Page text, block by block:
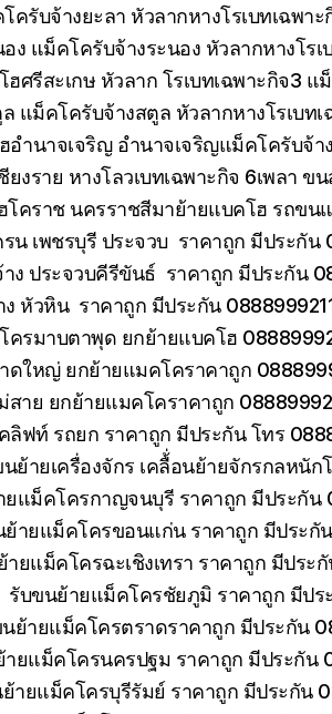
รับจ้างยะลา หัวลากหางโรเบทเฉพาะ
ง แม็คโครับจ้างระนอง หัวลากหางโรเ
ฮศรีสะเกษ หัวลาก โรเบทเฉพาะกิจ3 แ
แม็คโครับจ้างสตูล หัวลากหางโรเบทเ
อำนาจเจริญ อำนาจเจริญแม็คโครับจ้า
ยงราย หางโลวเบทเฉพาะกิจ 6เพลา
โคราช นครราชสีมาย้ายแบคโฮ รถขน
รน เพชรบุรี ประจวบ ราคาถูก มีประกัน
าง ประจวบคีรีขันธ์ ราคาถูก มีประกัน
ง หัวหิน ราคาถูก มีประกัน
รมาบตาพุด ยกย้ายแบคโฮ
ใหญ่ ยกย้ายแมคโคราคาถูก
าย ยกย้ายแมคโคราคาถูก
ฟท์ รถยก ราคาถูก มีประกัน โทร
ย้ายเครื่องจักร เคลื้่อนย้ายจักรกลหนัก
ยแม็คโครกาญจนบุรี ราคาถูก มีประกัน
ย้ายแม็คโครขอนแก่น ราคาถูก มีประกั
ายแม็คโครฉะเชิงเทรา ราคาถูก มีประ
รับขนย้ายแม็คโครชัยภูมิ ราคาถูก มีปร
ย้ายแม็คโครตราดราคาถูก มีประกัน
ยแม็คโครนครปฐม ราคาถูก มีประกัน
ายแม็คโครบุรีรัมย์ ราคาถูก มีประกัน